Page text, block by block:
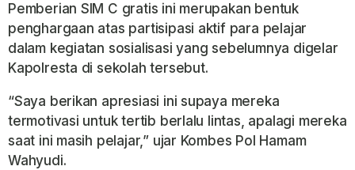
Pemberian SIM C gratis ini merupakan bentuk
penghargaan atas partisipasi aktif para pelajar
dalam kegiatan sosialisasi yang sebelumnya digelar
Kapolresta di sekolah tersebut.
“Saya berikan apresiasi ini supaya mereka
termotivasi untuk tertib berlalu lintas, apalagi mereka
saat ini masih pelajar,” ujar Kombes Pol Hamam
Wahyudi.